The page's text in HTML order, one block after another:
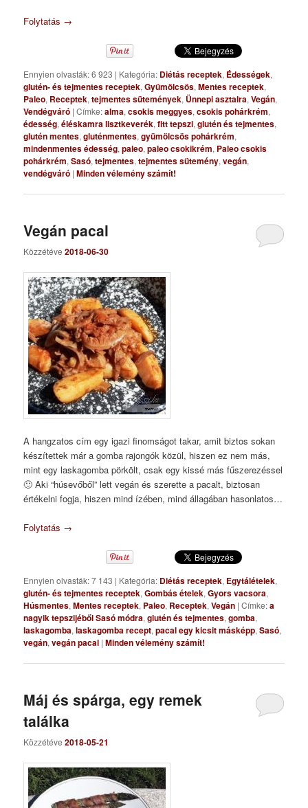
Folytatás →
Ennyien olvasták: 6 923 | Kategória: Diétás receptek, Édességek,
glutén- és tejmentes receptek,Gyümölcsös,Mentes receptek,
Paleo, Receptek,tejmentes sütemények, Ünnepi asztalra,Vegán,
Vendégváró |Címke:alma,csokis meggyes,csokis pohárkrém,
édesség,éléskamra lisztkeverék,fitt tepszi,glutén és tejmentes,
glutén mentes,gluténmentes,gyümölcsös pohárkrém,
mindenmentes édesség,paleo,paleo csokikrém, Paleo csokis
pohárkrém,Sasó,tejmentes,tejmentes sütemény,vegán,
vendégváró |Minden vélemény számít!
Vegán pacal
Közzétéve2018-06-30
A hangzatos cím egy igazi finomságot takar, amit biztos sokan
készítettek már a gomba rajongók közül, hiszen ez nem más,
mint egy laskagomba pörkölt, csak egy kissé más fűszerezéssel
🙂 Aki “húsevőből” lett vegán és szerette a pacalt, biztosan
értékelni fogja, hiszen mind ízében, mind állagában hasonlatos…
Folytatás →
Ennyien olvasták: 7 143 | Kategória: Diétás receptek, Egytálételek,
glutén- és tejmentes receptek,Gombás ételek,Gyors vacsora,
Húsmentes,Mentes receptek, Paleo, Receptek,Vegán |Címke:a
nagyik tepszijéből Sasó módra,glutén és tejmentes,gomba,
laskagomba,laskagomba recept,pacal egy kicsit másképp,Sasó,
vegán,vegán pacal |Minden vélemény számít!
Máj és spárga, egy remek
találka
Közzétéve2018-05-21